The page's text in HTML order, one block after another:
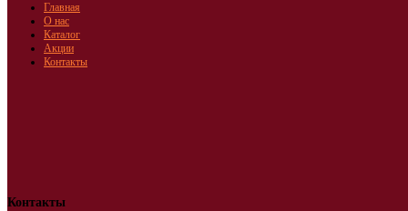
Главная
О нас
Каталог
Акции
Контакты
Контакты